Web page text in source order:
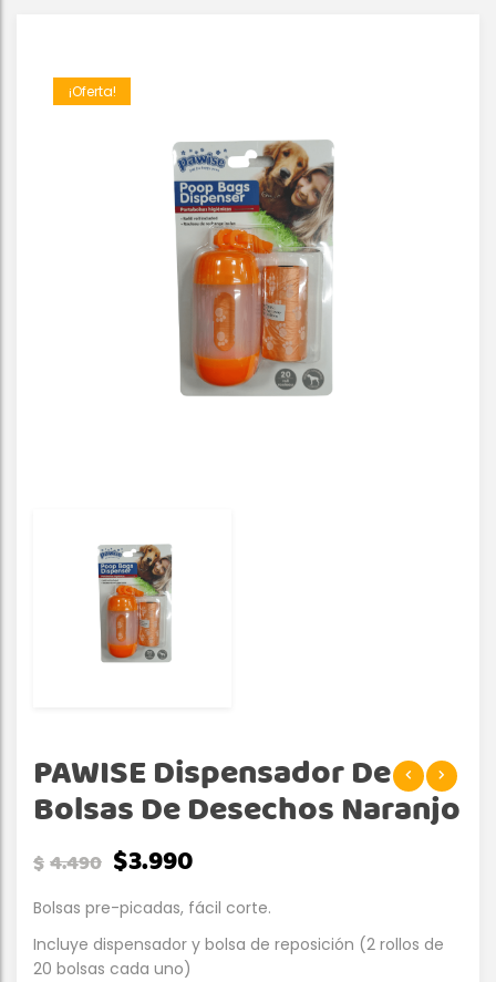
¡Oferta!
PAWISE Dispensador De
Bolsas De Desechos Naranjo
$4.490 $3.990
Bolsas pre-picadas, fácil corte.
Incluye dispensador y bolsa de reposición (2 rollos de
20 bolsas cada uno)